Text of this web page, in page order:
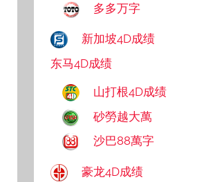
多多万字
新加坡4D成绩
东马4D成绩
山打根4D成绩
砂勞越大萬
沙巴88萬字
豪龙4D成绩